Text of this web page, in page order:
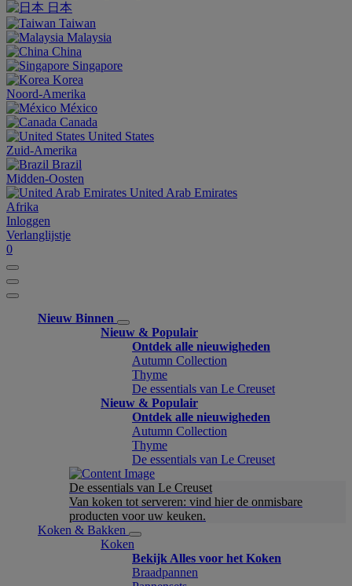
日本
Taiwan
Malaysia
China
Singapore
Korea
Noord-Amerika
México
Canada
United States
Zuid-Amerika
Brazil
Midden-Oosten
United Arab Emirates
Afrika
Inloggen
Verlanglijstje
0
Nieuw Binnen
Nieuw & Populair
Ontdek alle nieuwigheden
Autumn Collection
Thyme
De essentials van Le Creuset
Nieuw & Populair
Ontdek alle nieuwigheden
Autumn Collection
Thyme
De essentials van Le Creuset
De essentials van Le Creuset
Van koken tot serveren: vind hier de onmisbare
producten voor uw keuken.
Koken & Bakken
Koken
Bekijk Alles voor het Koken
Braadpannen